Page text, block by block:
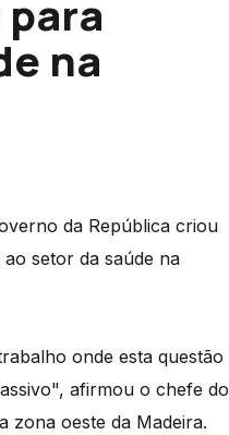
na
da República criou
setor da saúde na
onde esta questão
afirmou o chefe do
zona oeste da Madeira.